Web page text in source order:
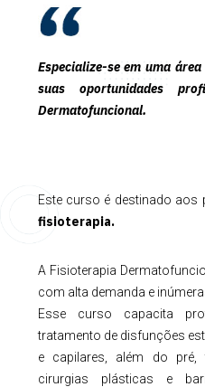
Especialize-se em uma
suas oportunidades
Dermatofuncional.
Este curso é destinado
fisioterapia.
A Fisioterapia
com alta demanda e
Esse curso capacita
tratamento de disfunções
e capilares, além do
cirurgias plásticas e